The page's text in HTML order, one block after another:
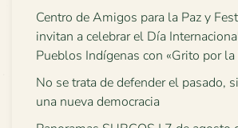
Centro de Amigos para la Paz y
invitan a celebrar el Día
Pueblos Indígenas con «Grito por la
No se trata de defender el pasado,
una nueva democracia